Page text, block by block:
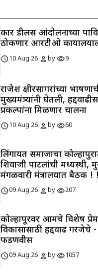
कार डीलर्स आंदोलनाच्या
ठोकणार आरटीओ
schedule10 Aug 26 personbyvisibility9
राजेश क्षीरसागरांच्या
मुख्यमंत्र्यांनी घेतली,
प्रकल्पांना मिळणार चालना
schedule10 Aug 26 personbyvisibility60
लिंगायत समाजाचा
शिवाजी पाटलांची मध्यस्थी,
मंगळवारी मंत्रालयात बैठक ! !
schedule09 Aug 26 personbyvisibility207
कोल्हापूरवर आमचे विशेष
विकासासाठी हद्दवाढ गरजेचे -
फडणवीस
schedule09 Aug 26 personbyvisibility1057